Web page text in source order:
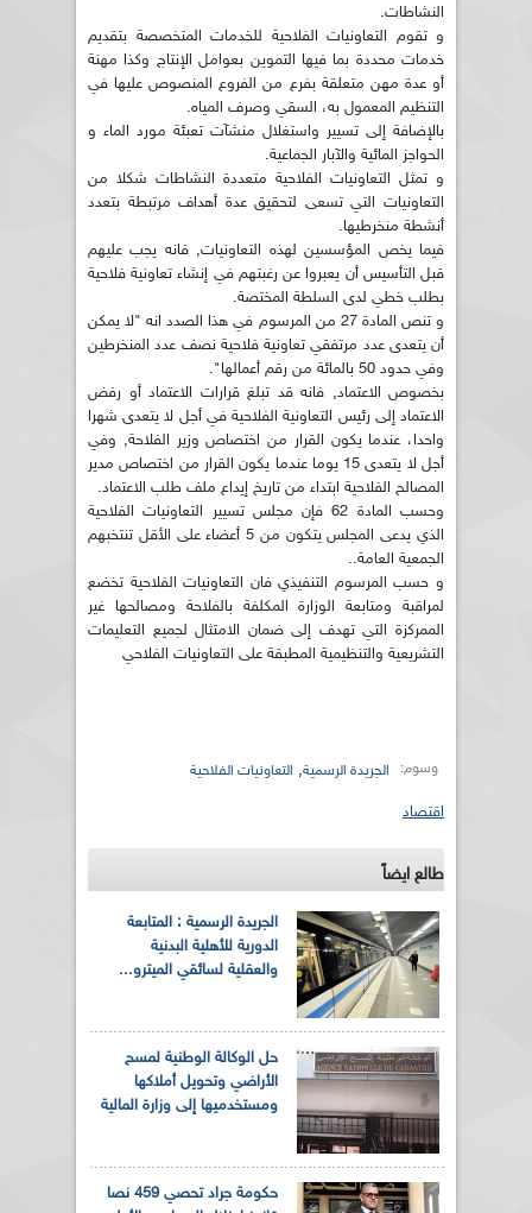
النشاطات.
و تقوم التعاونيات الفلاحية للخدمات المتخصصة بتقديم
خدمات محددة بما فيها التموين بعوامل الإنتاج وكذا مهنة
أو عدة مهن متعلقة بفرع من الفروع المنصوص عليها في
التنظيم المعمول به، السقي وصرف المياه.
بالإضافة إلى تسيير واستغلال منشآت تعبئة مورد الماء و
الحواجز المائية والآبار الجماعية.
و تمثل التعاونيات الفلاحية متعددة النشاطات شكلا من
التعاونيات التي تسعى لتحقيق عدة أهداف مرتبطة بتعدد
أنشطة منخرطيها.
فيما يخص المؤسسين لهذه التعاونيات, فانه يجب عليهم
قبل التأسيس أن يعبروا عن رغبتهم في إنشاء تعاونية فلاحية
بطلب خطي لدى السلطة المختصة.
و تنص المادة 27 من المرسوم في هذا الصدد انه "لا يمكن
أن يتعدى عدد مرتفقي تعاونية فلاحية نصف عدد المنخرطين
وفي حدود 50 بالمائة من رقم أعمالها".
بخصوص الاعتماد, فانه قد تبلغ قرارات الاعتماد أو رفض
الاعتماد إلى رئيس التعاونية الفلاحية في أجل لا يتعدى شهرا
واحدا، عندما يكون القرار من اختصاص وزير الفلاحة, وفي
أجل لا يتعدى 15 يوما عندما يكون القرار من اختصاص مدير
المصالح الفلاحية ابتداء من تاريخ إيداع ملف طلب الاعتماد.
وحسب المادة 62 فإن مجلس تسيير التعاونيات الفلاحية
الذي يدعى المجلس يتكون من 5 أعضاء على الأقل تنتخبهم
الجمعية العامة..
و حسب المرسوم التنفيذي فان التعاونيات الفلاحية تخضع
لمراقبة ومتابعة الوزارة المكلفة بالفلاحة ومصالحها غير
الممركزة التي تهدف إلى ضمان الامتثال لجميع التعليمات
التشريعية والتنظيمية المطبقة على التعاونيات الفلاحي
وسوم: الجريدة الرسمية, التعاونيات الفلاحية
اقتصاد
طالع ايضاً
الجريدة الرسمية : المتابعة
الدورية للأهلية البدنية
والعقلية لسائقي الميترو...
حل الوكالة الوطنية لمسح
الأراضي وتحويل أملاكها
ومستخدميها إلى وزارة المالية
حكومة جراد تحصي 459 نصا